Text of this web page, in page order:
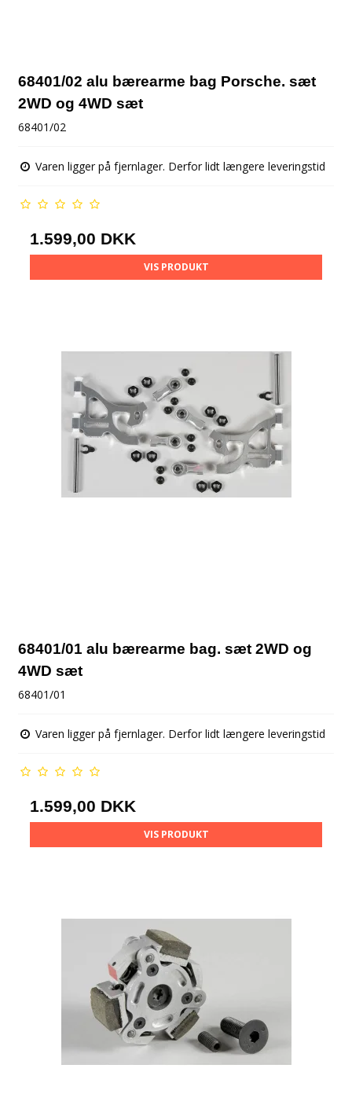
68401/02 alu bærearme bag Porsche. sæt
2WD og 4WD sæt
68401/02
Varen ligger på fjernlager. Derfor lidt længere leveringstid
1.599,00 DKK
VIS PRODUKT
68401/01 alu bærearme bag. sæt 2WD og
4WD sæt
68401/01
Varen ligger på fjernlager. Derfor lidt længere leveringstid
1.599,00 DKK
VIS PRODUKT